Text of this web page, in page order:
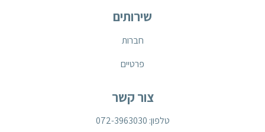
שירותים
חברות
פרטיים
צור קשר
טלפון: 072-3963030